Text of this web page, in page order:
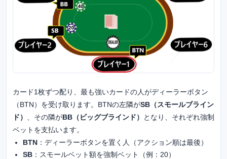
カード1枚ずつ配り、最も強いカードの人がディーラーボタン
（BTN）を受け取ります。BTNの左隣がSB（スモールブライン
ド）
、その隣がBB（ビッグブラインド）
となり、それぞれ強制
ベットを支払います。
BTN ：ディーラーボタンを置く人（アクション順は最後）
SB ：スモールベット額を強制ベット（例：20）